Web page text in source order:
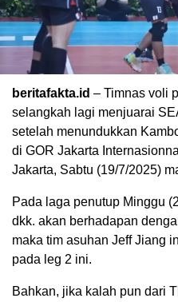
beritafakta.id – Timnas voli
selangkah lagi menjuarai
setelah menundukkan
di GOR Jakarta
Jakarta, Sabtu (19/7/2025)
Pada laga penutup Minggu
dkk. akan berhadapan
maka tim asuhan Jeff Jiang
pada leg 2 ini.
Bahkan, jika kalah pun dari